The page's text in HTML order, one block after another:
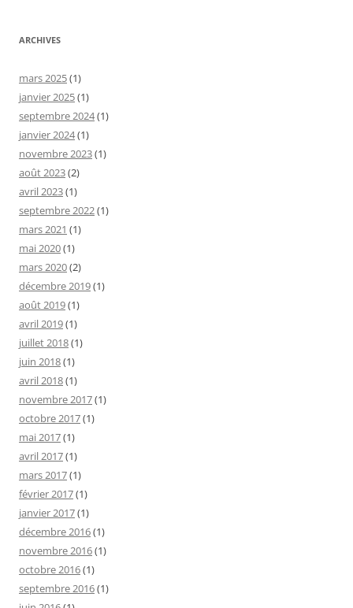
ARCHIVES
mars 2025(1)
janvier 2025(1)
septembre 2024(1)
janvier 2024(1)
novembre 2023(1)
août 2023(2)
avril 2023(1)
septembre 2022(1)
mars 2021 (1)
mai 2020(1)
mars 2020(2)
décembre 2019(1)
août 2019(1)
avril 2019(1)
juillet 2018(1)
juin 2018(1)
avril 2018(1)
novembre 2017(1)
octobre 2017(1)
mai 2017(1)
avril 2017(1)
mars 2017(1)
février 2017(1)
janvier 2017(1)
décembre 2016(1)
novembre 2016(1)
octobre 2016(1)
septembre 2016(1)